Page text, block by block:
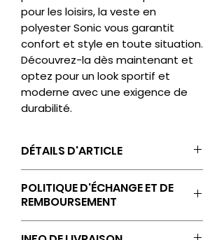
pour les loisirs, la veste en
polyester Sonic vous garantit
confort et style en toute situation.
Découvrez-la dès maintenant et
optez pour un look sportif et
moderne avec une exigence de
durabilité.
DÉTAILS D'ARTICLE
Logo JAKO sur la poitrine
droite
Logo ST-GEORGE'S sur la
POLITIQUE D'ÉCHANGE ET DE
REMBOURSEMENT